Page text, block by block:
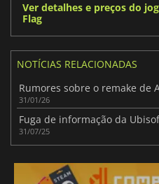
Ver detalhes e preços do
Flag
NOTÍCIAS RELACIONADAS
31/01/26
31/07/25